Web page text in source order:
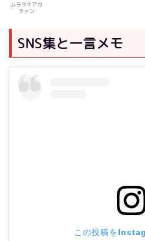
ムラサキアカ
チャン
SNS集と一言メモ
この投稿を